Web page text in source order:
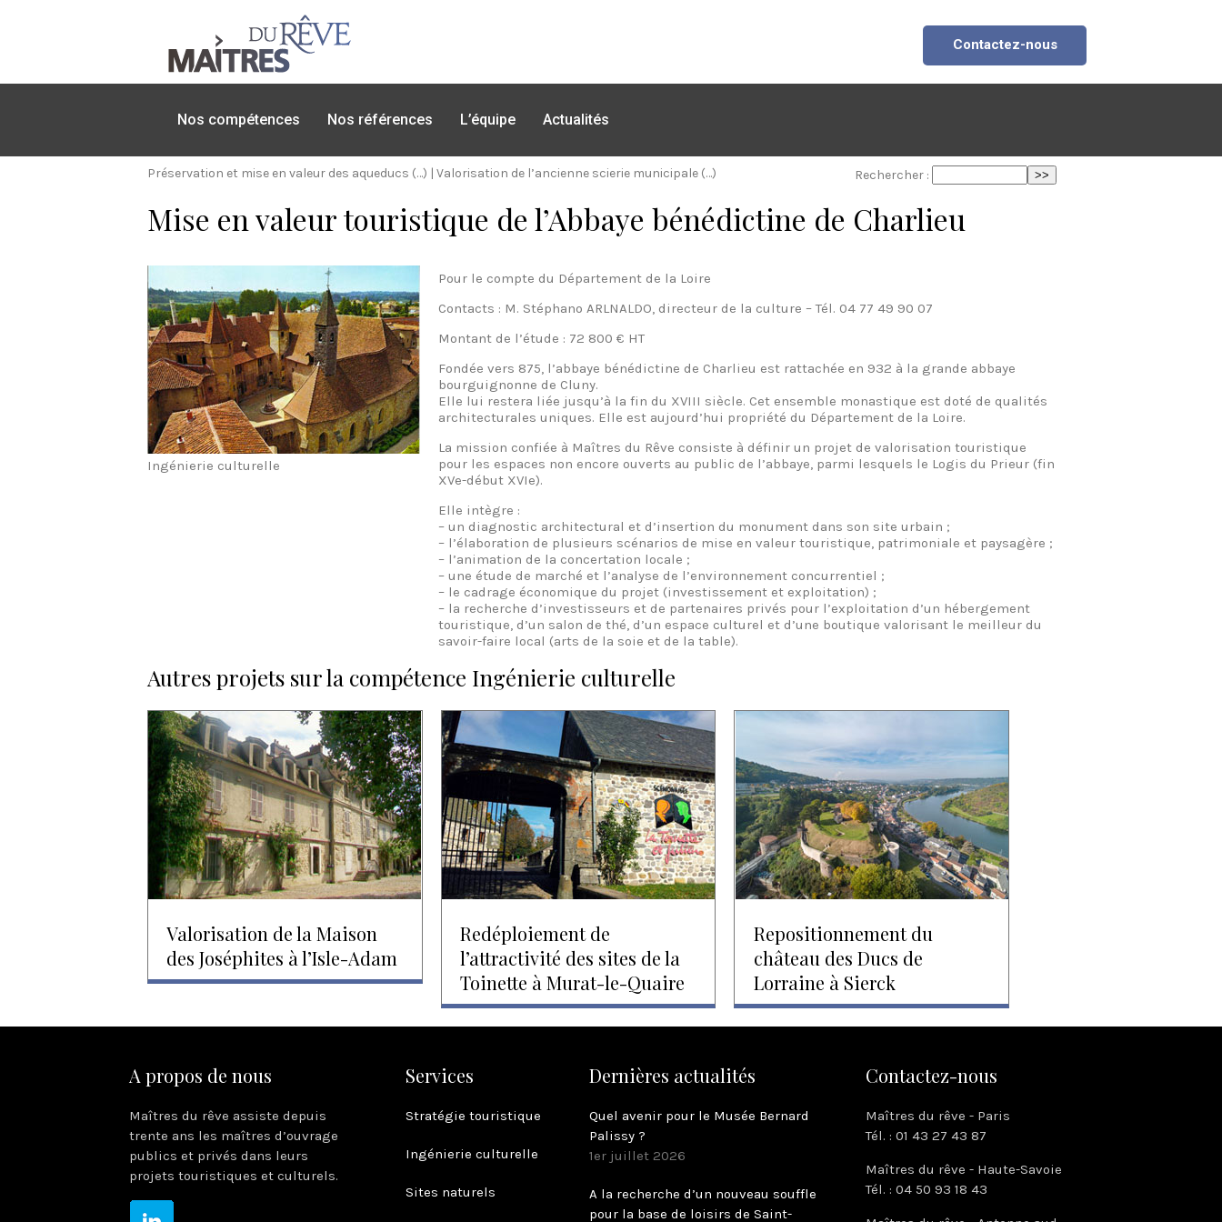
Contactez-nous
Nos compétences Nos références L’équipe Actualités
Préservation et mise en valeur des aqueducs (…) | Valorisation de l’ancienne scierie municipale (…) Rechercher :
Mise en valeur touristique de l’Abbaye bénédictine de Charlieu
Ingénierie culturelle
Pour le compte du Département de la Loire
Contacts : M. Stéphano ARLNALDO, directeur de la culture – Tél. 04 77 49 90 07
Montant de l’étude : 72 800 € HT
Fondée vers 875, l’abbaye bénédictine de Charlieu est rattachée en 932 à la grande abbaye
bourguignonne de Cluny.
Elle lui restera liée jusqu’à la fin du XVIII siècle. Cet ensemble monastique est doté de qualités
architecturales uniques. Elle est aujourd’hui propriété du Département de la Loire.
La mission confiée à Maîtres du Rêve consiste à définir un projet de valorisation touristique
pour les espaces non encore ouverts au public de l’abbaye, parmi lesquels le Logis du Prieur (fin
XVe-début XVIe).
Elle intègre :
– un diagnostic architectural et d’insertion du monument dans son site urbain ;
– l’élaboration de plusieurs scénarios de mise en valeur touristique, patrimoniale et paysagère ;
– l’animation de la concertation locale ;
– une étude de marché et l’analyse de l’environnement concurrentiel ;
– le cadrage économique du projet (investissement et exploitation) ;
– la recherche d’investisseurs et de partenaires privés pour l’exploitation d’un hébergement
touristique, d’un salon de thé, d’un espace culturel et d’une boutique valorisant le meilleur du
savoir-faire local (arts de la soie et de la table).
Autres projets sur la compétence Ingénierie culturelle
Valorisation de la Maison
des Joséphites à l’Isle-Adam
Redéploiement de
l’attractivité des sites de la
Toinette à Murat-le-Quaire
Repositionnement du
château des Ducs de
Lorraine à Sierck
A propos de nous
Maîtres du rêve assiste depuis
trente ans les maîtres d’ouvrage
publics et privés dans leurs
projets touristiques et culturels.
Services
Stratégie touristique
Ingénierie culturelle
Sites naturels
Dernières actualités
Quel avenir pour le Musée Bernard
Palissy ?
1er juillet 2026
A la recherche d’un nouveau souffle
pour la base de loisirs de Saint-
Contactez-nous
Maîtres du rêve - Paris
Tél. : 01 43 27 43 87
Maîtres du rêve - Haute-Savoie
Tél. : 04 50 93 18 43